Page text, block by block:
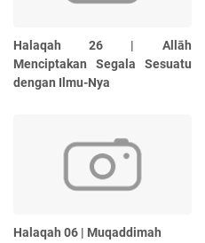
Halaqah 26 | Allāh
Menciptakan Segala Sesuatu
dengan Ilmu-Nya
Halaqah 06 | Muqaddimah